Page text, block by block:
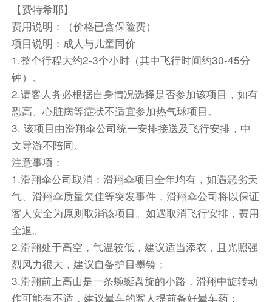
早餐：酒店早餐 中餐：当地午餐 晚餐：当地晚餐
住宿：五星级酒店
交通：飞机/旅游巴士 航班号： 机型： 飞行时
间：
餐饮
早餐：包含
中餐：包含
晚餐：包含
住宿
当地5星级酒店
第10天 伊斯坦布尔
Day10 伊斯坦布尔
酒店早餐后前往游览【圣索菲亚大教堂】（入内约
1小时），拜占庭帝国时代建筑物的最高杰作，教
堂以一位名为索菲亚的圣人而命名，在希腊语里的
意思是“上帝的智慧”，被艺术家和历史学家评
为“世界第八大奇迹”。【圣索菲亚教堂逢周一休
息，如遇关闭，则前后调整一天参观】。
【费特希耶】
费用说明：（价格已含保险费）
项目说明：成人与儿童同价
1.整个行程大约2-3个小时（其中飞行时间约30-45分
钟）。
2.请客人务必根据自身情况选择是否参加该项目，如有
恐高、心脏病等症状不适宜参加热气球项目。
3. 该项目由滑翔伞公司统一安排接送及飞行安排，中
文导游不陪同。
注意事项：
1.滑翔伞公司取消：滑翔伞项目全年均有，如遇恶劣天
气、滑翔伞质量欠佳等突发事件，滑翔伞公司将以保证
客人安全为原则取消该项目。如遇取消飞行安排，费用
全退。
2.滑翔处于高空，气温较低，建议适当添衣，且光照强
烈风力很大，建议自备护目墨镜；
3.滑翔前上高山是一条蜿蜒盘旋的小路，滑翔中旋转动
作可能有不适，建议晕车的客人提前备好晕车药；